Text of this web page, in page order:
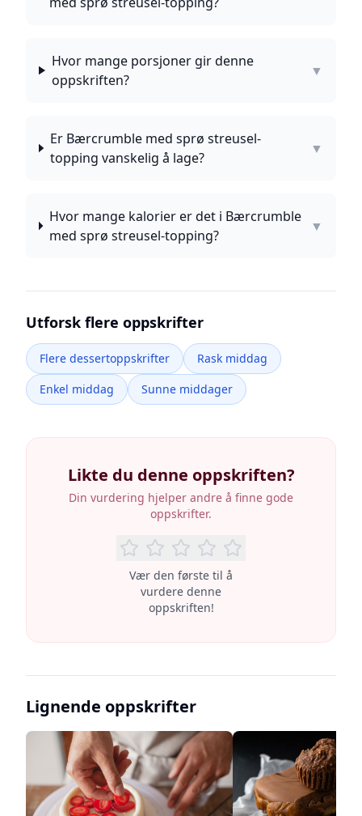
Hvor mange porsjoner gir denne
oppskriften?
▼
Er Bærcrumble med sprø streusel-
topping vanskelig å lage?
▼
Hvor mange kalorier er det i Bærcrumble
med sprø streusel-topping?
▼
Utforsk flere oppskrifter
Flere dessertoppskrifter
Rask middag
Enkel middag
Sunne middager
Likte du denne oppskriften?
Din vurdering hjelper andre å finne gode
oppskrifter.
Vær den første til å
vurdere denne
oppskriften!
Lignende oppskrifter